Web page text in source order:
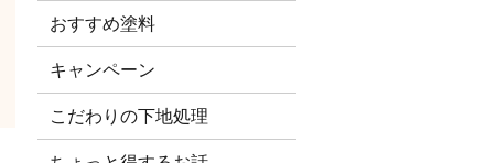
おすすめ塗料
キャンペーン
こだわりの下地処理